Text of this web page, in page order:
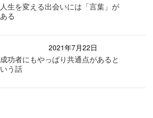
人生を変える出会いには「言葉」が
ある
2021年7月22日
成功者にもやっぱり共通点があると
いう話